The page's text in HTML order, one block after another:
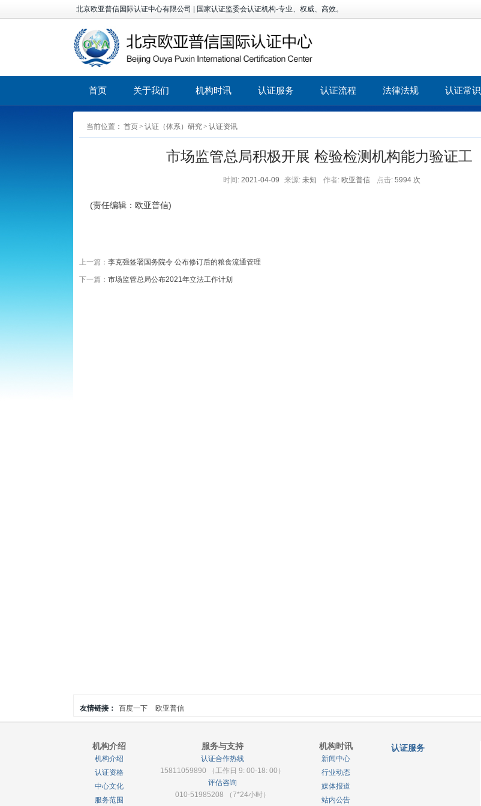
北京欧亚普信国际认证中心有限公司 | 国家认证监委会认证机构-专业、权威、高效。
首页 关于我们 机构时讯 认证服务 认证流程 法律法规 认证常识
当前位置： 首页> 认证（体系）研究> 认证资讯
市场监管总局积极开展 检验检测机构能力验证工
时间: 2021-04-09 来源: 未知 作者: 欧亚普信 点击: 5994 次
(责任编辑：欧亚普信)
上一篇： 李克强签署国务院令 公布修订后的粮食流通管理
下一篇： 市场监管总局公布2021年立法工作计划
友情链接： 百度一下 欧亚普信
机构介绍
机构介绍
认证资格
中心文化
服务范围
服务与支持
认证合作热线
15811059890 （工作日 9: 00-18: 00）
评估咨询
010-51985208 （7*24小时）
机构时讯
新闻中心
行业动态
媒体报道
站内公告
认证服务